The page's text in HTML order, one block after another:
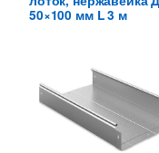
50×100 мм L 3 м